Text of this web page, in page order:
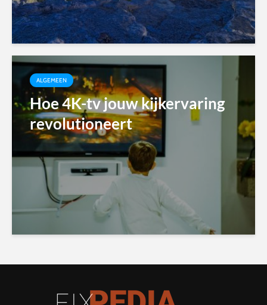
ALGEMEEN
Hoe 4K-tv jouw kijkervaring
revolutioneert